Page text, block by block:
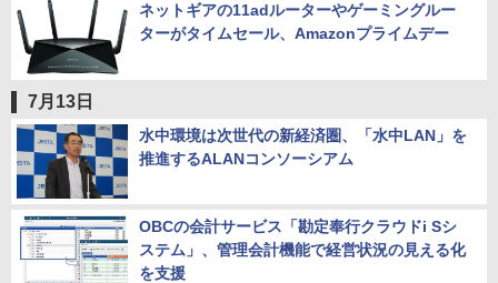
ネットギアの11adルーターやゲーミングルー
ターがタイムセール、Amazonプライムデー
7月13日
水中環境は次世代の新経済圏、「水中LAN」を
推進するALANコンソーシアム
OBCの会計サービス「勘定奉行クラウドi Sシ
ステム」、管理会計機能で経営状況の見える化
を支援